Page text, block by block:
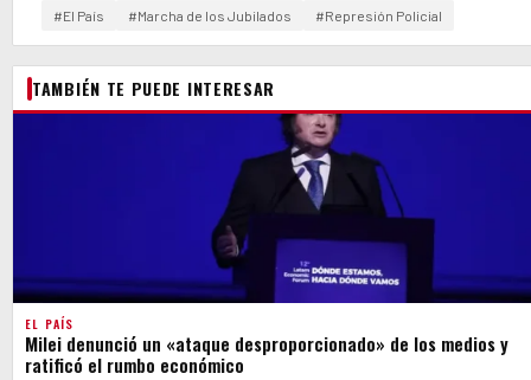
#El País #Marcha de los Jubilados #Represión Policial
TAMBIÉN TE PUEDE INTERESAR
EL PAÍS
Milei denunció un «ataque desproporcionado» de los medios y
ratificó el rumbo económico